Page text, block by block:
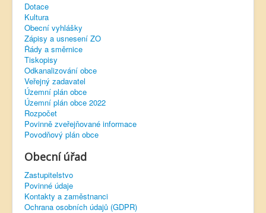
Dotace
Kultura
Obecní vyhlášky
Zápisy a usnesení ZO
Řády a směrnice
Tiskopisy
Odkanalizování obce
Veřejný zadavatel
Územní plán obce
Územní plán obce 2022
Rozpočet
Povinně zveřejňované informace
Povodňový plán obce
Obecní úřad
Zastupitelstvo
Povinné údaje
Kontakty a zaměstnanci
Ochrana osobních údajů (GDPR)